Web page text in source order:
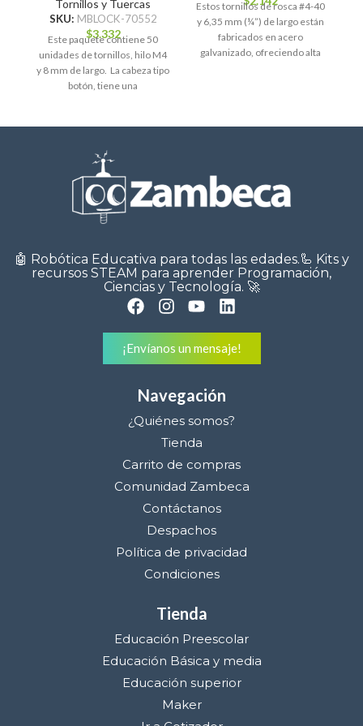
Tornillos y Tuercas
SKU: MBLOCK-70552
$3.332
Este paquete contiene 50
unidades de tornillos, hilo M4
y 8 mm de largo. La cabeza tipo
botón, tiene una
Estos tornillos de rosca #4-40
y 6,35 mm (¼”) de largo están
fabricados en acero
galvanizado, ofreciendo alta
🤖 Robótica Educativa para todas las edades.🦾 Kits y
recursos STEAM para aprender Programación,
Ciencias y Tecnología. 🚀
¡Envíanos un mensaje!
Navegación
¿Quiénes somos?
Tienda
Carrito de compras
Comunidad Zambeca
Contáctanos
Despachos
Política de privacidad
Condiciones
Tienda
Educación Preescolar
Educación Básica y media
Educación superior
Maker